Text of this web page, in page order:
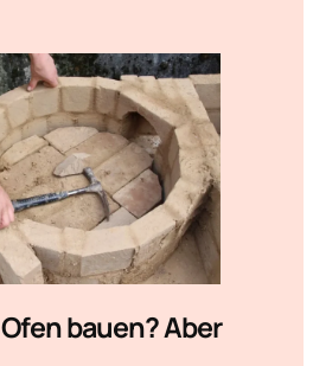
tut
sich
was
bauen? Aber